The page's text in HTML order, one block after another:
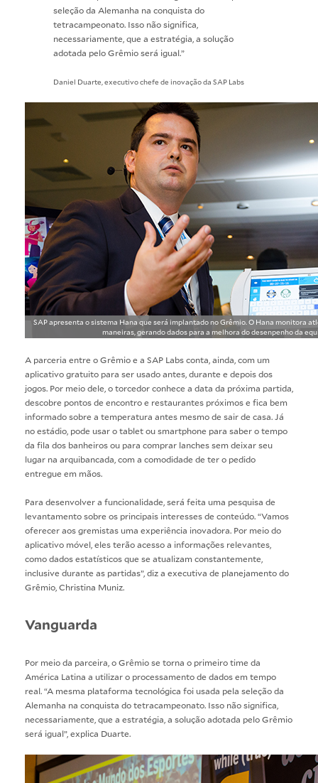
seleção da Alemanha na conquista do
tetracampeonato. Isso não significa,
necessariamente, que a estratégia, a solução
adotada pelo Grêmio será igual.”
Daniel Duarte, executivo chefe de inovação da SAP Labs
SAP apresenta o sistema Hana que será implantado no Grêmio. O Hana monitora
maneiras, gerando dados para a melhora do desenpenho da
A parceria entre o Grêmio e a SAP Labs conta, ainda, com um
aplicativo gratuito para ser usado antes, durante e depois dos
jogos. Por meio dele, o torcedor conhece a data da próxima partida,
descobre pontos de encontro e restaurantes próximos e fica bem
informado sobre a temperatura antes mesmo de sair de casa. Já
no estádio, pode usar o tablet ou smartphone para saber o tempo
da fila dos banheiros ou para comprar lanches sem deixar seu
lugar na arquibancada, com a comodidade de ter o pedido
entregue em mãos.
Para desenvolver a funcionalidade, será feita uma pesquisa de
levantamento sobre os principais interesses de conteúdo. “Vamos
oferecer aos gremistas uma experiência inovadora. Por meio do
aplicativo móvel, eles terão acesso a informações relevantes,
como dados estatísticos que se atualizam constantemente,
inclusive durante as partidas”, diz a executiva de planejamento do
Grêmio, Christina Muniz.
Vanguarda
Por meio da parceira, o Grêmio se torna o primeiro time da
América Latina a utilizar o processamento de dados em tempo
real. “A mesma plataforma tecnológica foi usada pela seleção da
Alemanha na conquista do tetracampeonato. Isso não significa,
necessariamente, que a estratégia, a solução adotada pelo Grêmio
será igual”, explica Duarte.